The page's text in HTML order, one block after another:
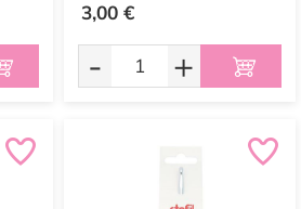
3,00 €
- +